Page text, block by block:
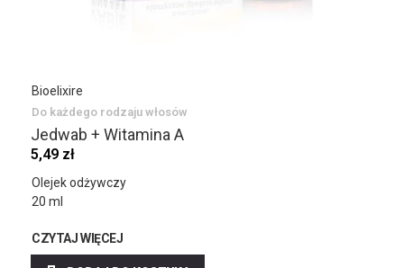
Bioelixire
Do każdego rodzaju włosów
Jedwab + Witamina A
5,49 zł
Olejek odżywczy
20 ml
CZYTAJ WIĘCEJ